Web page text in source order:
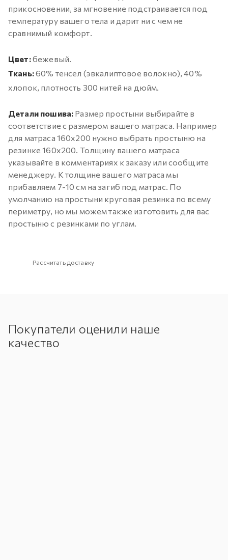
прикосновении, за мгновение подстраивается под
температуру вашего тела и дарит ни с чем не
сравнимый комфорт.
Цвет:бежевый.
Ткань:60% тенсел (эвкалиптовое волокно), 40%
хлопок, плотность 300 нитей на дюйм.
Детали пошива: Размер простыни выбирайте в
соответствие с размером вашего матраса. Например
для матраса 160х200 нужно выбрать простыню на
резинке 160х200. Толщину вашего матраса
указывайте в комментариях к заказу или сообщите
менеджеру. К толщине вашего матраса мы
прибавляем 7-10 см на загиб под матрас. По
умолчанию на простыни круговая резинка по всему
периметру, но мы можем также изготовить для вас
простыню с резинками по углам.
Рассчитать доставку
Покупатели оценили наше
качество